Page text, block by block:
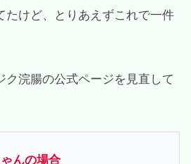
たけど、とりあえずこれで一件
ク浣腸の公式ページを見直して
んの場合